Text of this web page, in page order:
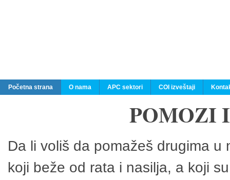
Početna strana O nama APC sektori COI izveštaji
POMOZI
Da li voliš da pomažeš drugima
koji beže od rata i nasilja, a koji